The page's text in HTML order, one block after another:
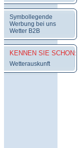
Symbollegende
Werbung bei uns
Wetter B2B
KENNEN SIE SCHON:
Wetterauskunft